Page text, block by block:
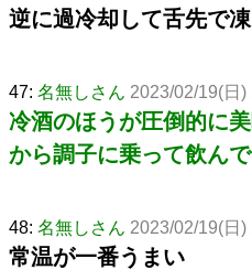
逆に過冷却して舌先で
47: 名無しさん 2023/02/19(日
冷酒のほうが圧倒的に
から調子に乗って飲ん
48: 名無しさん 2023/02/19(日
常温が一番うまい